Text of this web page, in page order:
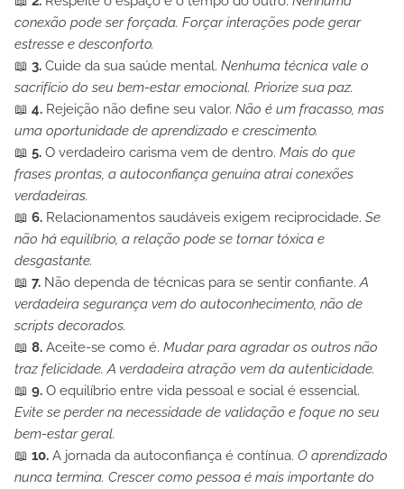
conexão pode ser forçada. Forçar interações pode gerar
estresse e desconforto.
📖 3. Cuide da sua saúde mental. Nenhuma técnica vale o
sacrifício do seu bem-estar emocional. Priorize sua paz.
📖 4. Rejeição não define seu valor. Não é um fracasso, mas
uma oportunidade de aprendizado e crescimento.
📖 5. O verdadeiro carisma vem de dentro. Mais do que
frases prontas, a autoconfiança genuína atrai conexões
verdadeiras.
📖 6. Relacionamentos saudáveis exigem reciprocidade. Se
não há equilíbrio, a relação pode se tornar tóxica e
desgastante.
📖 7. Não dependa de técnicas para se sentir confiante. A
verdadeira segurança vem do autoconhecimento, não de
scripts decorados.
📖 8. Aceite-se como é. Mudar para agradar os outros não
traz felicidade. A verdadeira atração vem da autenticidade.
📖 9. O equilíbrio entre vida pessoal e social é essencial.
Evite se perder na necessidade de validação e foque no seu
bem-estar geral.
📖 10. A jornada da autoconfiança é contínua. O aprendizado
nunca termina. Crescer como pessoa é mais importante do